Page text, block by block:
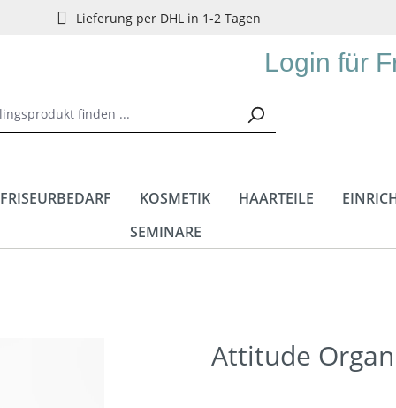
Lieferung per DHL in 1-2 Tagen
Login für
FRISEURBEDARF KOSMETIK HAARTEILE
SEMINARE
Attitude